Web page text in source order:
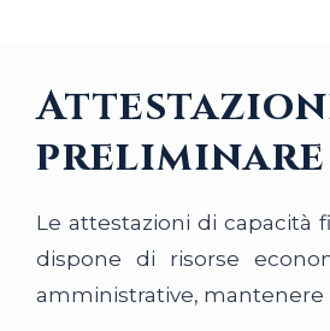
Le attestazioni di capacità
dispone di risorse
amministrative,